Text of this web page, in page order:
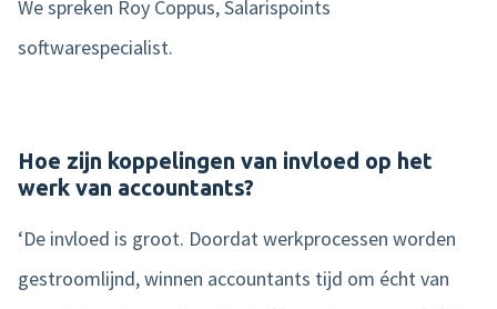
We spreken Roy Coppus, Salarispoints
softwarespecialist.
Hoe zijn koppelingen van invloed op het
werk van accountants?
‘De invloed is groot. Doordat werkprocessen worden
gestroomlijnd, winnen accountants tijd om écht van